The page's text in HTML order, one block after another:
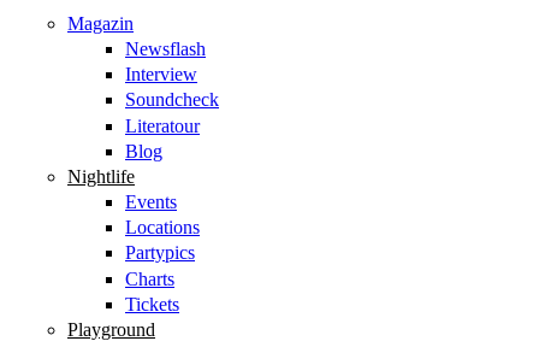
Magazin
Newsflash
Interview
Soundcheck
Literatour
Blog
Nightlife
Events
Locations
Partypics
Charts
Tickets
Playground